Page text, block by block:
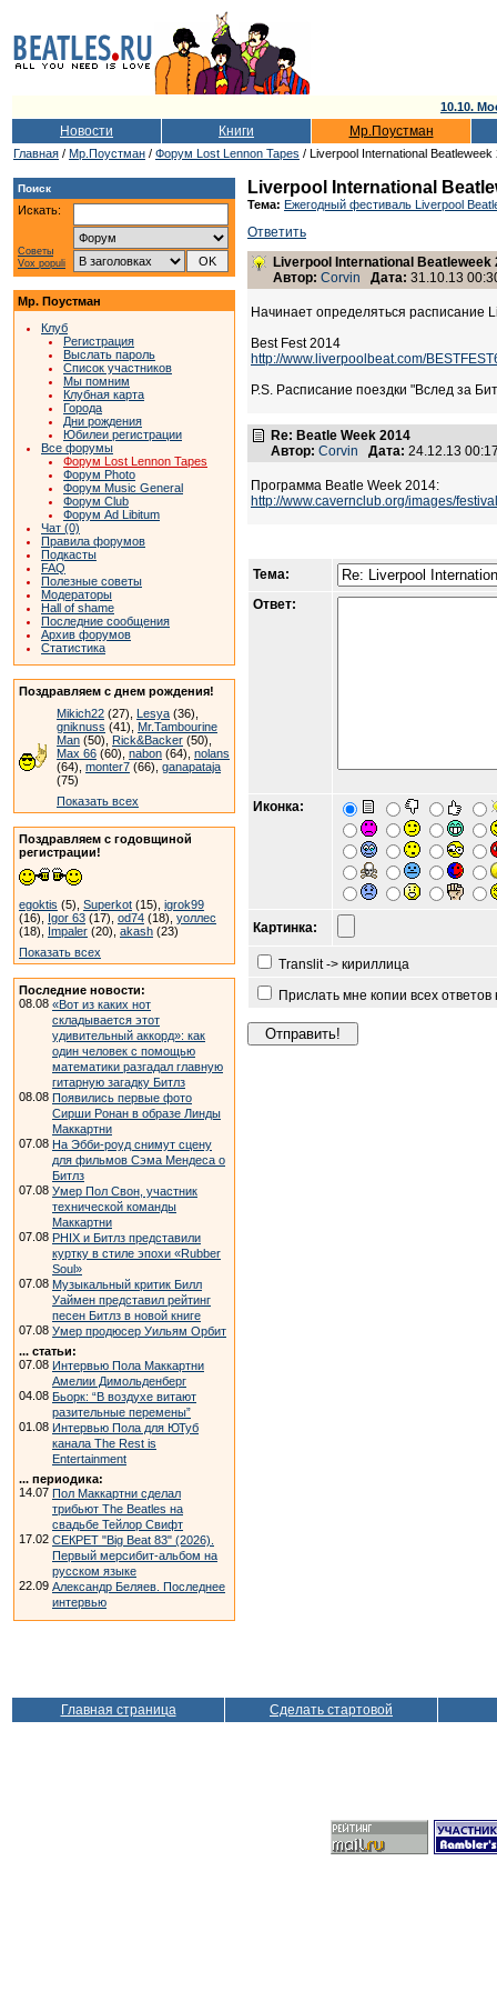
10.10.
Новости Книги Мр.Поустман
Главная / Мр.Поустман / Форум Lost Lennon Tapes / Liverpool International Beatleweek
Поиск
Искать:
Советы
Vox populi
Мр. Поустман
Клуб
Регистрация
Выслать пароль
Список участников
Мы помним
Клубная карта
Города
Дни рождения
Юбилеи регистрации
Все форумы
Форум Lost Lennon Tapes
Форум Photo
Форум Music General
Форум Club
Форум Ad Libitum
Чат (0)
Правила форумов
Подкасты
FAQ
Полезные советы
Модераторы
Hall of shame
Последние сообщения
Архив форумов
Статистика
Поздравляем с днем рождения!
Mikich22 (27), Lesya (36),
gniknuss (41), Mr.Tambourine
Man (50), Rick&Backer (50),
Max 66 (60), nabon (64), nolans
(64), monter7 (66), ganapataja
(75)
Показать всех
Поздравляем с годовщиной
регистрации!
egoktis (5), Superkot (15), igrok99
(16), Igor 63 (17), od74 (18), уоллес
(18), Impaler (20), akash (23)
Показать всех
Последние новости:
08.08 «Вот из каких нот
складывается этот
удивительный аккорд»: как
один человек с помощью
математики разгадал главную
гитарную загадку Битлз
08.08 Появились первые фото
Сирши Ронан в образе Линды
Маккартни
07.08 На Эбби-роуд снимут сцену
для фильмов Сэма Мендеса о
Битлз
07.08 Умер Пол Свон, участник
технической команды
Маккартни
07.08 PHIX и Битлз представили
куртку в стиле эпохи «Rubber
Soul»
07.08 Музыкальный критик Билл
Уаймен представил рейтинг
песен Битлз в новой книге
07.08 Умер продюсер Уильям Орбит
... статьи:
07.08 Интервью Пола Маккартни
Амелии Димольденберг
04.08 Бьорк: “В воздухе витают
разительные перемены”
01.08 Интервью Пола для ЮТуб
канала The Rest is
Entertainment
... периодика:
14.07 Пол Маккартни сделал
трибьют The Beatles на
свадьбе Тейлор Свифт
17.02 СЕКРЕТ "Big Beat 83" (2026).
Первый мерсибит-альбом на
русском языке
22.09 Александр Беляев. Последнее
интервью
Liverpool International
Тема: Ежегодный фестиваль Liverpool
Ответить
Liverpool International Beatleweek
Автор: Corvin Дата: 31.10.13
Начинает определяться расписание
Best Fest 2014
http://www.liverpoolbeat.com/
P.S. Расписание поездки "Вслед за
Re: Beatle Week 2014
Автор: Corvin Дата: 24.12.13
Программа Beatle Week 2014:
http://www.cavernclub.org/images/
Тема:
Ответ:
Иконка:
Картинка:
Translit -> кириллица
Прислать мне копии всех
Главная страница Сделать стартовой